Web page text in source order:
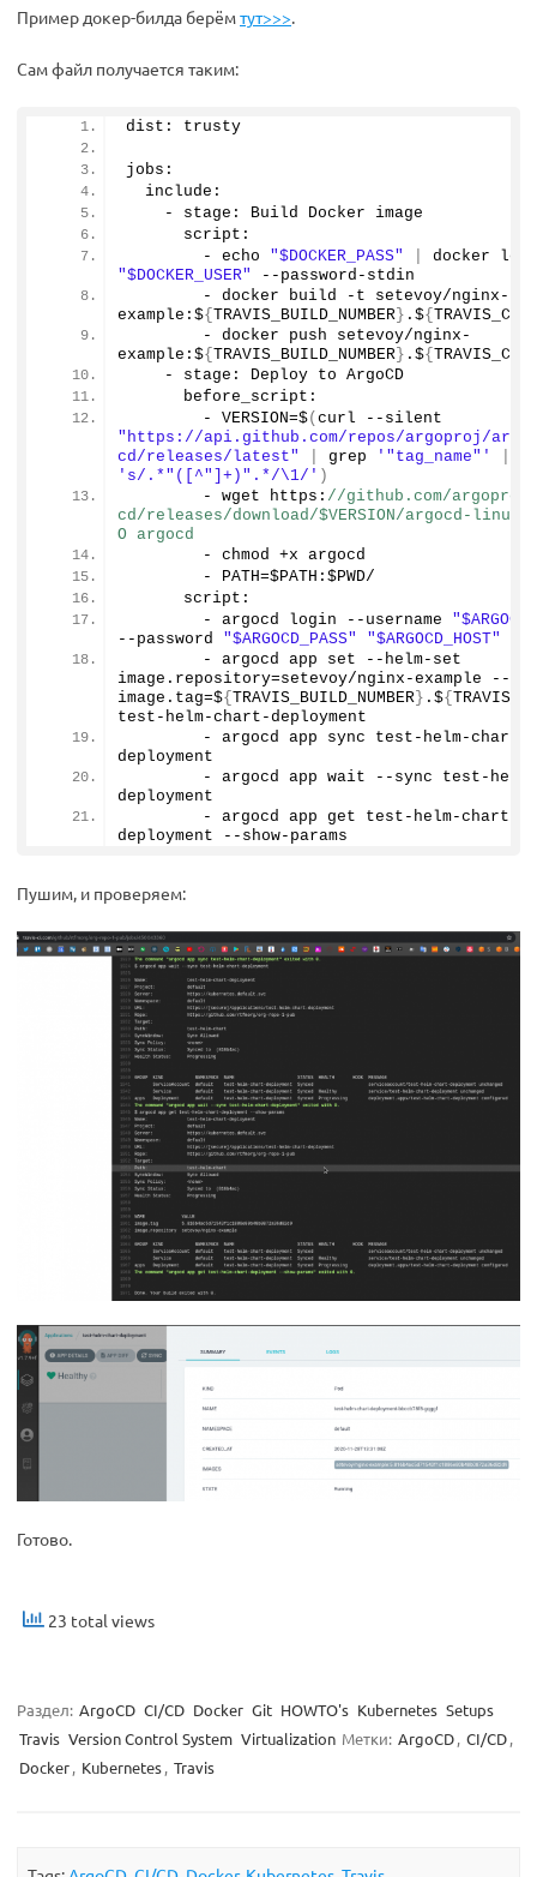
Пример докер-билда берёмтут>>>.
Сам файл получается таким:
dist: trusty
jobs:
  include:
    - stage: Build Docker image
      script:
        - echo
"$DOCKER_PASS"
"$DOCKER_USER"
--password-stdin
        - docker build -t setevoy/nginx-
example:${ TRAVIS_BUILD_NUMBER } .${
        - docker push setevoy/nginx-
example:${ TRAVIS_BUILD_NUMBER } .${
    - stage: Deploy to ArgoCD
      before_script:
        - VERSION=$
(
"https://api.github.com/repos/argoproj/
cd/releases/latest"
grep '"tag_name"'
's/.*"([^"]+)".*/\1/' )
        - wget https:
//github.com/
cd/releases/download/$VERSION/argocd-linux-
O argocd
        - chmod +x argocd
        - PATH=$PATH:$PWD/
      script:
        - argocd login --username
--password "$ARGOCD_PASS"
"$ARGOCD_HOST"
        - argocd app set --helm-set
image. repository=setevoy/nginx-example --
image. tag=${ TRAVIS_BUILD_NUMBER } .${
test-helm-chart-deployment
        - argocd app sync test-helm-chart-
deployment
- argocd app wait --sync test-
deployment
        - argocd app get test-helm-chart-
deployment --show-params
Пушим, и проверяем:
Готово.
23 total views
Раздел: ArgoCD CI/CD Docker Git HOWTO's Kubernetes Setups
Travis Version Control System Virtualization Метки: ArgoCD, CI/CD,
Docker, Kubernetes, Travis